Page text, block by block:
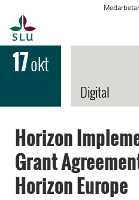
17okt
Digital
Horizon
Grant
Horizon Europe